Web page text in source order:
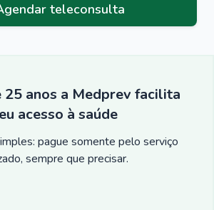
teleconsulta
25 anos a Medprev facilita
acesso à saúde
pague somente pelo serviço
sempre que precisar.